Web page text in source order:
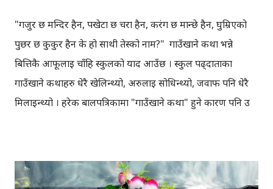
"गजुर छ मन्दिर हैन, पखेटा छ चरा हैन, करंग छ मान्छे हैन, घुम्रिएको
पुछर छ कुकुर हैन के हो साथी तेस्को नाम?" गाउँखाने कथा भन्ने
बित्तिकै आफूलाई चाँहि स्कुलको याद आउँछ । स्कुल पढ्दाताका
गाउँखाने कथाहरु धेरै खेलिन्थ्यो, अरुलाई सोधिन्थ्यो, जवाफ पनि धेरै
मिलाइन्थ्यो । हरेक बालपत्रिकामा "गाउँखाने कथा" हुने कारण पनि उ
पर्ने गरेका कारण कति कथाहरु त बिर्सि पनि सकियो । तर गाउँखाने
कथालाई इन्टरनेटमा जिवित राख्न गाउँखाने कथा डटकम आएकोछ ।